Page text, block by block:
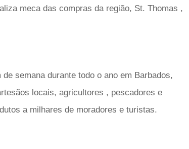
meca das compras da região, St. Thomas ,
semana durante todo o ano em Barbados,
locais, agricultores , pescadores e
a milhares de moradores e turistas.